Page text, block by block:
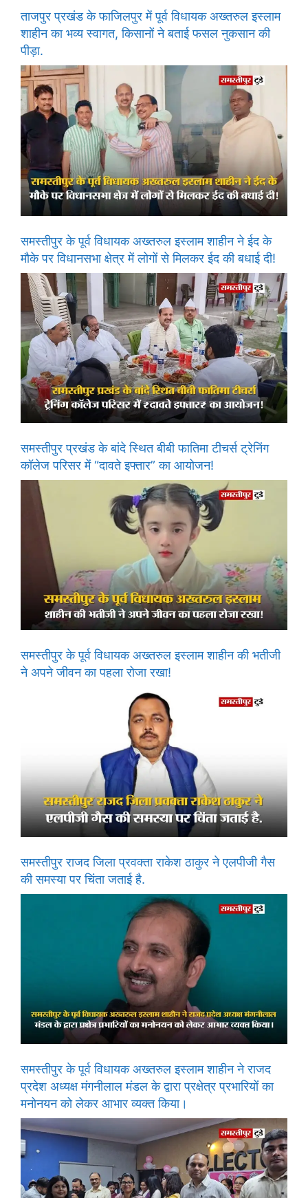
ताजपुर प्रखंड के फाजिलपुर में पूर्व विधायक अख्तरुल इस्लाम
शाहीन का भव्य स्वागत, किसानों ने बताई फसल नुकसान की
पीड़ा.
समस्तीपुर के पूर्व विधायक अख्तरुल इस्लाम शाहीन ने ईद के
मौके पर विधानसभा क्षेत्र में लोगों से मिलकर ईद की बधाई दी!
समस्तीपुर प्रखंड के बांदे स्थित बीबी फातिमा टीचर्स ट्रेनिंग
कॉलेज परिसर में “दावते इफ्तार” का आयोजन!
समस्तीपुर के पूर्व विधायक अख्तरुल इस्लाम शाहीन की भतीजी
ने अपने जीवन का पहला रोजा रखा!
समस्तीपुर राजद जिला प्रवक्ता राकेश ठाकुर ने एलपीजी गैस
की समस्या पर चिंता जताई है.
समस्तीपुर के पूर्व विधायक अख्तरुल इस्लाम शाहीन ने राजद
प्रदेश अध्यक्ष मंगनीलाल मंडल के द्वारा प्रक्षेत्र प्रभारियों का
मनोनयन को लेकर आभार व्यक्त किया।